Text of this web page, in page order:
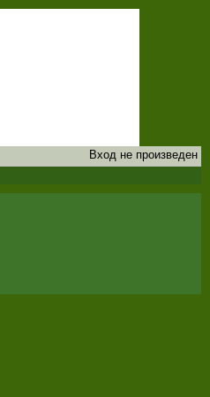
Вход не произведен